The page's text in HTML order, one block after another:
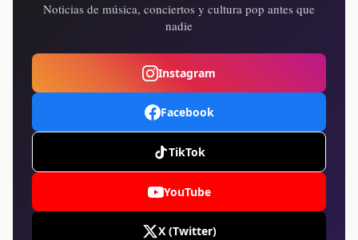
Noticias de música, conciertos y cultura pop antes que
nadie
Instagram
Facebook
TikTok
YouTube
X (Twitter)